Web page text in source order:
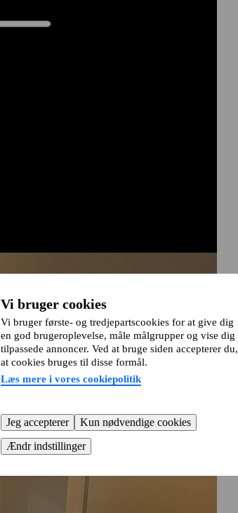
Vi bruger cookies
Vi bruger første- og tredjepartscookies for at give dig
en god brugeroplevelse, måle målgrupper og vise dig
tilpassede annoncer. Ved at bruge siden accepterer du,
at cookies bruges til disse formål.
Læs mere i vores cookiepolitik
Jeg accepterer
Kun nødvendige cookies
Ændr indstillinger